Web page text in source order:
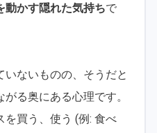
動かす隠れた気持ちで
ないものの、そうだと
る奥にある心理です。
買う、使う (例: 食べ